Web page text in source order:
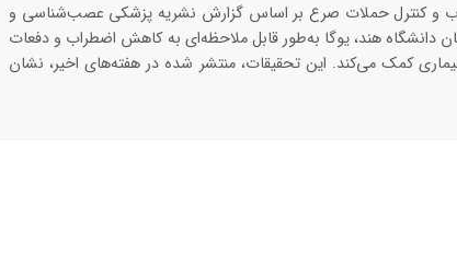
و کنترل حملات صرع بر اساس گزارش نشریه پزشکی عصب‌شناسی و
دانشگاه هند، یوگا به‌طور قابل ملاحظه‌ای به کاهش اضطراب و دفعات
کمک می‌کند. این تحقیقات، منتشر شده در هفته‌های اخیر، نشان